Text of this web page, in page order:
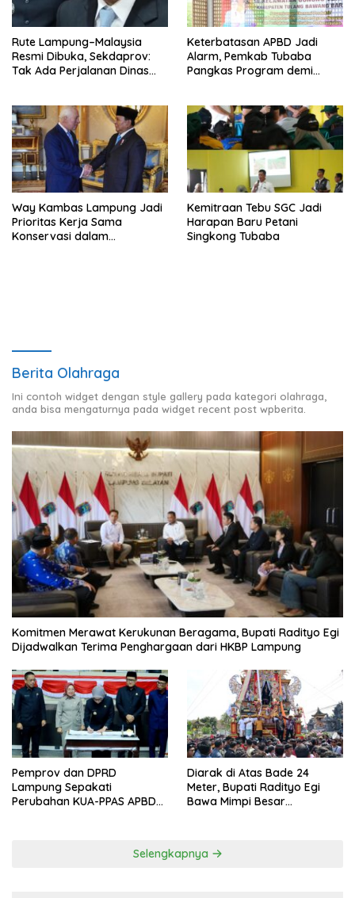
Rute Lampung–Malaysia
Resmi Dibuka, Sekdaprov:
Tak Ada Perjalanan Dinas
Keterbatasan APBD Jadi
Alarm, Pemkab Tubaba
Pangkas Program demi
Way Kambas Lampung Jadi
Prioritas Kerja Sama
Konservasi dalam
Kemitraan Tebu SGC Jadi
Harapan Baru Petani
Singkong Tubaba
Berita Olahraga
Ini contoh widget dengan style gallery pada kategori olahraga,
anda bisa mengaturnya pada widget recent post wpberita.
Komitmen Merawat Kerukunan Beragama, Bupati Radityo Egi
Dijadwalkan Terima Penghargaan dari HKBP Lampung
Pemprov dan DPRD
Lampung Sepakati
Perubahan KUA-PPAS APBD
Diarak di Atas Bade 24
Meter, Bupati Radityo Egi
Bawa Mimpi Besar
Selengkapnya